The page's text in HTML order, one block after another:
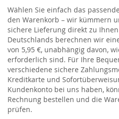
Wählen Sie einfach das
den Warenkorb – wir kümmern
sichere Lieferung direkt zu
Deutschlands berechnen wir
von 5,95 €, unabhängig davon,
erforderlich sind. Für Ihre
verschiedene sichere
Kreditkarte und
Kundenkonto bei uns haben,
Rechnung bestellen und die
prüfen.